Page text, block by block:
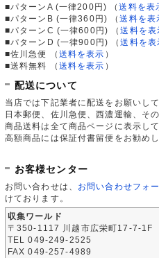
■パターンA (一律200円)
（送料を表
■パターンB (一律360円)
（送料を表
■パターンC (一律600円)
（送料を表
■パターンD (一律900円)
（送料を表
■佐川急便
（ 送料を表示 ）
■送料無料
（ 送料を表示 ）
配送について
当店では下記業者に配送をお願いして
日本郵便、佐川急便、西濃運輸、そ
商品送料は全て商品ページに表示して
高額商品には保証付書留便をお勧め
お客様センター
お問い合わせは、 お問い合わせフォ
けております。
収集ワールド
〒350-1117 川越市広栄町17-7-1F
TEL 049-249-2525
FAX 049-257-4989